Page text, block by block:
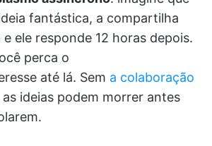
fantástica, a compartilha
ele responde 12 horas depois.
perca o
até lá. Sem a colaboração
as ideias podem morrer antes